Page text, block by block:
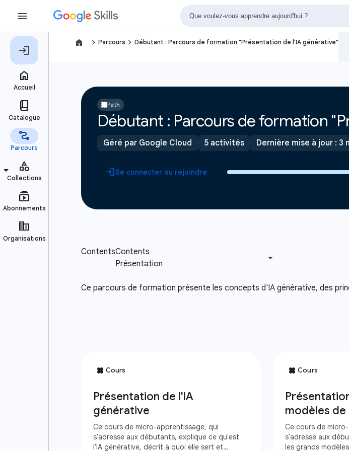
navigate_next Parcours navigate_next Débutant : Parcours de formation "Présentation de l'IA générative"
Path
Débutant : Parcours de formation
Géré par Google Cloud 5 activités Dernière mise à jour : 3
Se connecter ou rejoindre
Ce parcours de formation présente les concepts d'IA générative, des